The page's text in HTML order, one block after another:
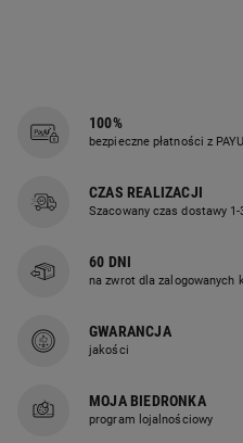
100%
bezpieczne płatności z PAYU
CZAS REALIZACJI
Szacowany czas dostawy
60 DNI
na zwrot dla zalogowanych
GWARANCJA
jakości
MOJA BIEDRONKA
program lojalnościowy